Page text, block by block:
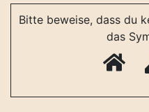
Bitte beweise, dass du
das